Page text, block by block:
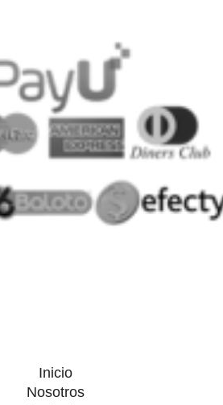
Inicio
Nosotros